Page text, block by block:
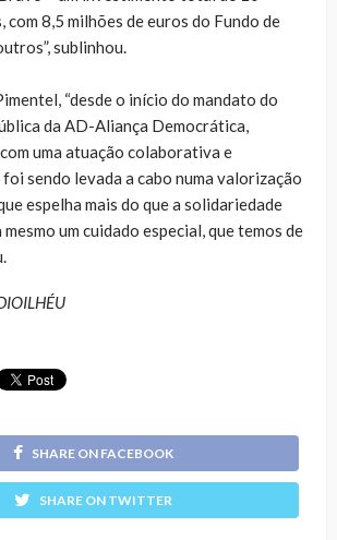
com 8,5 milhões de euros do Fundo de
sublinhou.
“desde o início do mandato do
da AD-Aliança Democrática,
uma atuação colaborativa e
sendo levada a cabo numa valorização
espelha mais do que a solidariedade
um cuidado especial, que temos de
SHARE ON FACEBOOK
SHARE ON TWITTER